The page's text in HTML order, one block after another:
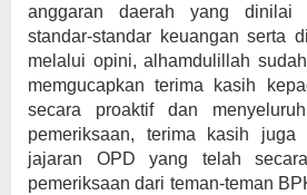
anggaran daerah yang dinilai
standar-standar keuangan serta
melalui opini, alhamdulillah
memgucapkan terima kasih
secara proaktif dan
pemeriksaan, terima kasih
jajaran OPD yang telah
pemeriksaan dari teman-teman